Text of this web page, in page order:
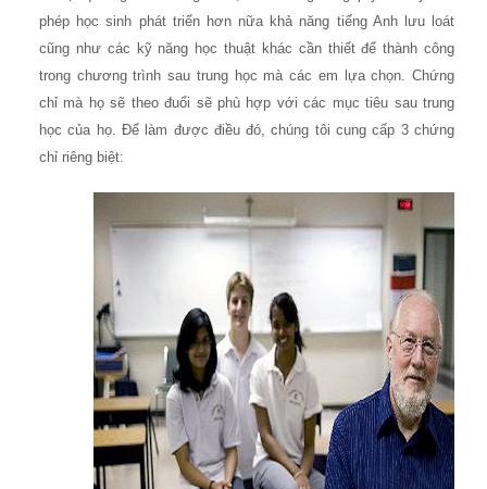
phép học sinh phát triển hơn nữa khả năng tiếng Anh lưu loát
cũng như các kỹ năng học thuật khác cần thiết để thành công
trong chương trình sau trung học mà các em lựa chọn. Chứng
chỉ mà họ sẽ theo đuổi sẽ phù hợp với các mục tiêu sau trung
học của họ. Để làm được điều đó, chúng tôi cung cấp 3 chứng
chỉ riêng biệt: